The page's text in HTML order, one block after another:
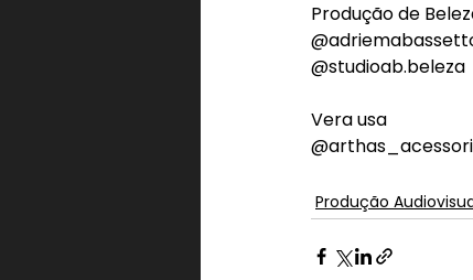
Produção de
@studioab.beleza
Vera usa
Produção